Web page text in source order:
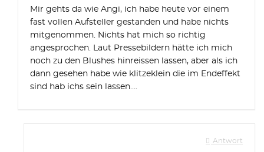
Mir gehts da wie Angi, ich habe heute vor einem
fast vollen Aufsteller gestanden und habe nichts
mitgenommen. Nichts hat mich so richtig
angesprochen. Laut Pressebildern hätte ich mich
noch zu den Blushes hinreissen lassen, aber als ich
dann gesehen habe wie klitzeklein die im Endeffekt
sind hab ichs sein lassen….
Antwort